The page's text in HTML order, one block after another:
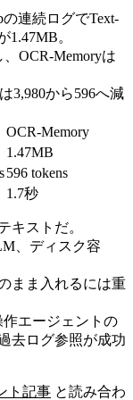
連続ログでText-
1.47MB。
OCR-Memoryは
3,980から596へ減
OCR-Memory
1.47MB
596 tokens
1.7秒
キストだ。
、ディスク容
まま入れるには重
エージェントの
去ログ参照が成功
ト記事 と読み合わ